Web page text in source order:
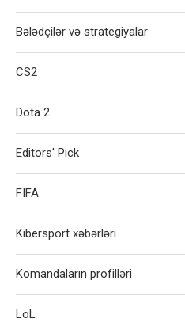
Bələdçilər və strategiyalar
CS2
Dota 2
Editors' Pick
FIFA
Kibersport xəbərləri
Komandaların profilləri
LoL